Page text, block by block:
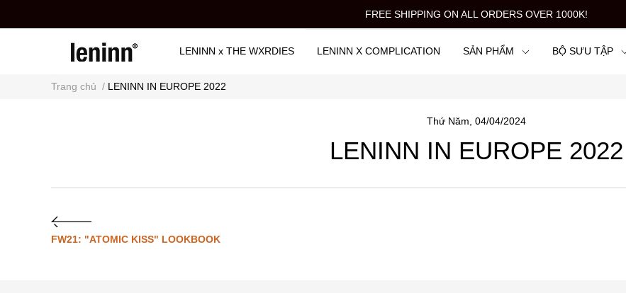
FREE SHIPPING ON ALL ORDERS OVER 1000K!
LENINN x THE WXRDIES LENINN X COMPLICATION SẢN PHẨM BỘ SƯU TẬP
Trang chủ / LENINN IN EUROPE 2022
Thứ Năm, 04/04/2024
LENINN IN EUROPE 2022
FW21: "ATOMIC KISS" LOOKBOOK